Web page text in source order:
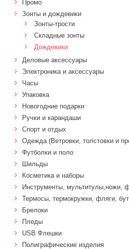
Промо
Зонты и дождевики
Зонты-трости
Складные зонты
Дождевики
Деловые аксессуары
Электроника и аксессуары
Часы
Упаковка
Новогодние подарки
Ручки и карандаши
Спорт и отдых
Одежда (Ветровки, толстовки и
Футболки и поло
Шильды
Косметика и наборы
Инструменты, мультитулы,ножи,
Термосы, термокружки, фляги,
Брелоки
Пледы
USB Флешки
Полиграфические изделия